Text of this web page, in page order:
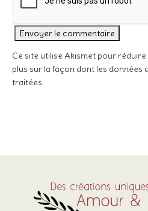
Ce site utilise Akismet pour réduire
plus sur la façon dont les
traitées.